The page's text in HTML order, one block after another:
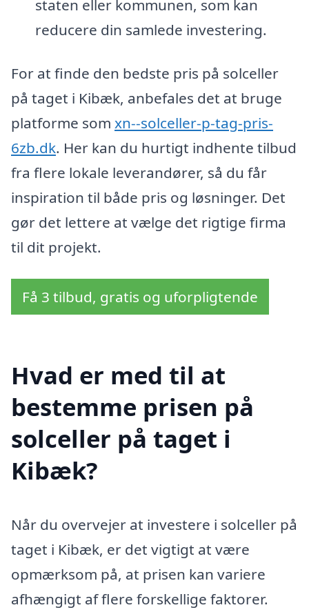
staten eller kommunen, som kan
reducere din samlede investering.
For at finde den bedste pris på solceller
på taget i Kibæk, anbefales det at bruge
platforme som xn--solceller-p-tag-pris-
6zb.dk. Her kan du hurtigt indhente tilbud
fra flere lokale leverandører, så du får
inspiration til både pris og løsninger. Det
gør det lettere at vælge det rigtige firma
til dit projekt.
Få 3 tilbud, gratis og uforpligtende
Hvad er med til at
bestemme prisen på
solceller på taget i
Kibæk?
Når du overvejer at investere i solceller på
taget i Kibæk, er det vigtigt at være
opmærksom på, at prisen kan variere
afhængigt af flere forskellige faktorer.